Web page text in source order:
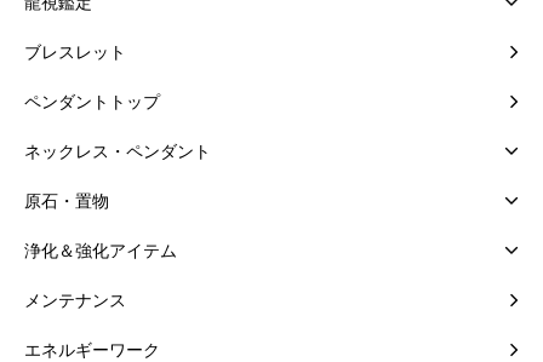
ブレスレット
ペンダントトップ
ネックレス・ペンダント
原石・置物
浄化＆強化アイテム
メンテナンス
エネルギーワーク